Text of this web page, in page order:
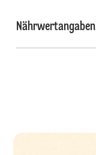
Nährwertangaben